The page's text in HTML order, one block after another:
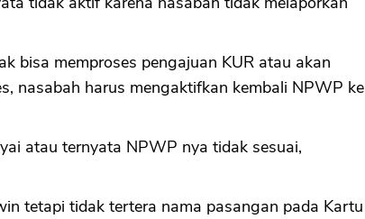
bisa memproses pengajuan KUR atau akan
nasabah harus mengaktifkan kembali NPWP ke
atau ternyata NPWP nya tidak sesuai,
tetapi tidak tertera nama pasangan pada Kartu